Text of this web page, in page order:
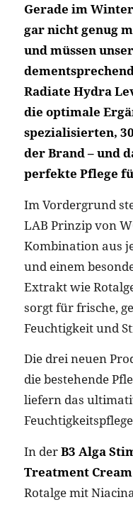
Gerade im
gar nicht genug
und müssen
Radiate Hydra
die optimale
spezialisierten,
der Brand – und
perfekte Pflege
Im Vordergrund
LAB Prinzip von
Kombination aus
und einem
Extrakt wie
sorgt für frische,
Feuchtigkeit und
Die drei neuen
die bestehende
liefern das
In derB3 Alga
Treatment Cream
Rotalge mit